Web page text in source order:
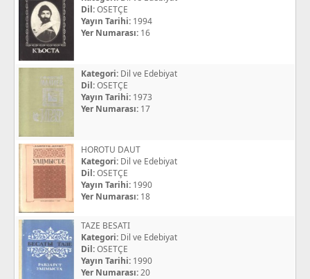
Dil:OSETÇE
Yayın Tarihi: 1994
Yer Numarası: 16
Kategori: Dil ve Edebiyat
Dil:OSETÇE
Yayın Tarihi: 1973
Yer Numarası: 17
HOROTU DAUT
Kategori: Dil ve Edebiyat
Dil:OSETÇE
Yayın Tarihi: 1990
Yer Numarası: 18
TAZE BESATI
Kategori: Dil ve Edebiyat
Dil:OSETÇE
Yayın Tarihi: 1990
Yer Numarası:20